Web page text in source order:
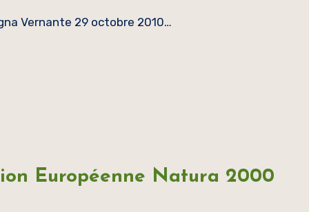
Vernante 29 octobre 2010…
Européenne Natura 2000